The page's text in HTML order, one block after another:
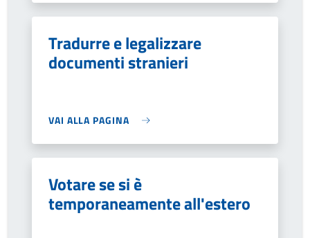
Tradurre e legalizzare
documenti stranieri
VAI ALLA PAGINA
Votare se si è
temporaneamente all'estero